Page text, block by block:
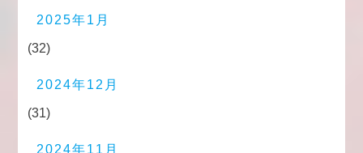
2025年1月
(32)
2024年12月
(31)
2024年11月